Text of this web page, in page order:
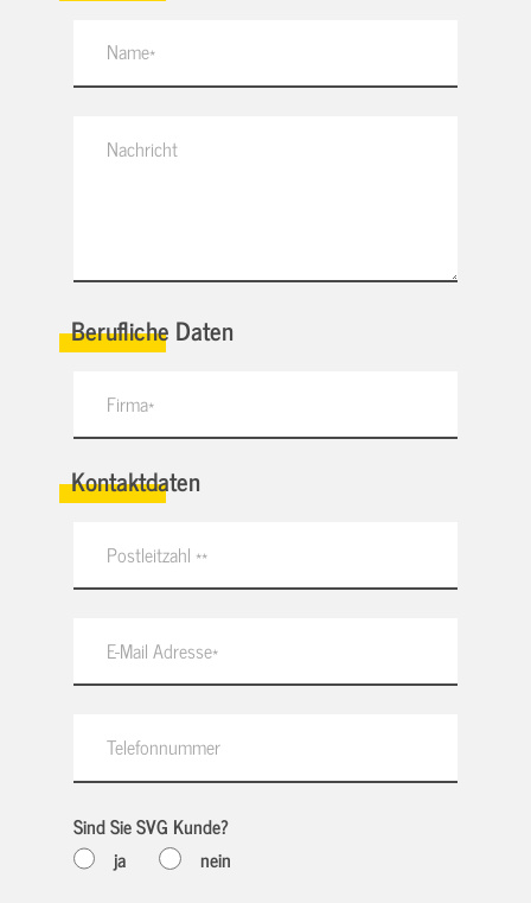
Berufliche Daten
Kontaktdaten
Sind Sie SVG Kunde?
ja
nein